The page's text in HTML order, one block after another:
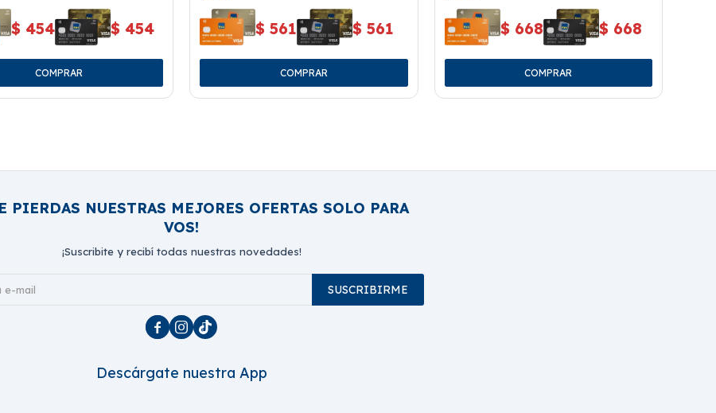
$ 454 $ 454 $ 561 $ 561 $ 668 $ 668
PIERDAS NUESTRAS MEJORES OFERTAS SOLO PARA
VOS!
¡Suscribite y recibí todas nuestras novedades!
SUSCRIBIRME
  
Descárgate nuestra App